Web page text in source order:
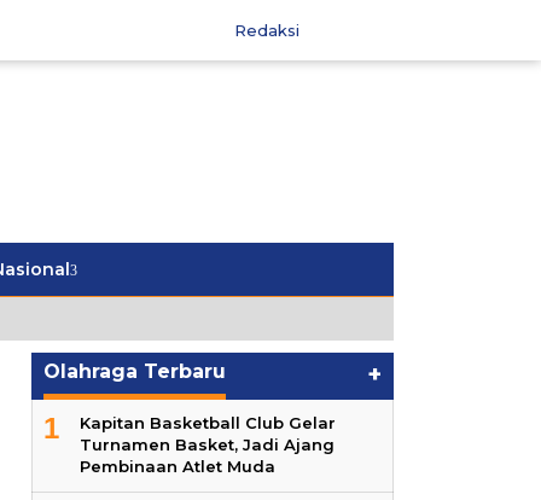
Redaksi
Olahraga Terbaru +
1
Kapitan Basketball Club Gelar
Turnamen Basket, Jadi Ajang
Pembinaan Atlet Muda